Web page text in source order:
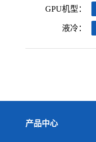
GPU机型：
液冷：
产品中心